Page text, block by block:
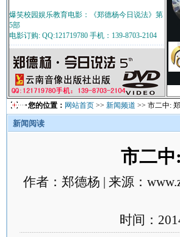
爆笑校园娱乐教育电影：《郑德杨今日说法》第
5部
电影订购: QQ:121719780 手机：139-8703-2104
您的位置： 网站首页 >> 新闻频道 >> 市二中:
新闻阅读
市二
作者：郑德杨 | 来源：
时间：